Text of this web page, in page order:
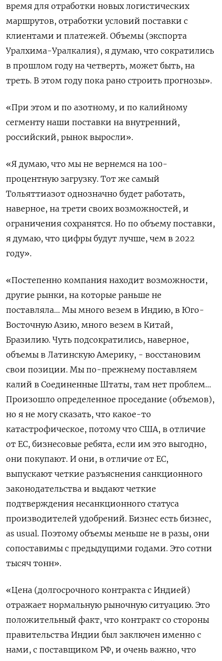
время для отработки новых логистических
маршрутов, отработки условий поставки с
клиентами и платежей. Объемы (экспорта
Уралхима-Уралкалия), я думаю, что сократились
в прошлом году на четверть, может быть, на
треть. В этом году пока рано строить прогнозы».
«При этом и по азотному, и по калийному
сегменту наши поставки на внутренний,
российский, рынок выросли».
«Я думаю, что мы не вернемся на 100-
процентную загрузку. Тот же самый
Тольяттиазот однозначно будет работать,
наверное, на трети своих возможностей, и
ограничения сохранятся. Но по объему поставки,
я думаю, что цифры будут лучше, чем в 2022
году».
«Постепенно компания находит возможности,
другие рынки, на которые раньше не
поставляла... Мы много везем в Индию, в Юго-
Восточную Азию, много везем в Китай,
Бразилию. Чуть подсократились, наверное,
объемы в Латинскую Америку, - восстановим
свои позиции. Мы по-прежнему поставляем
калий в Соединенные Штаты, там нет проблем...
Произошло определенное проседание (объемов),
но я не могу сказать, что какое-то
катастрофическое, потому что США, в отличие
от ЕС, бизнесовые ребята, если им это выгодно,
они покупают. И они, в отличие от ЕС,
выпускают четкие разъяснения санкционного
законодательства и выдают четкие
подтверждения несанкционного статуса
производителей удобрений. Бизнес есть бизнес,
as usual. Поэтому объемы меньше не в разы, они
сопоставимы с предыдущими годами. Это сотни
тысяч тонн».
«Цена (долгосрочного контракта с Индией)
отражает нормальную рыночную ситуацию. Это
положительный факт, что контракт со стороны
правительства Индии был заключен именно с
нами, с поставщиком РФ, и очень важно, что